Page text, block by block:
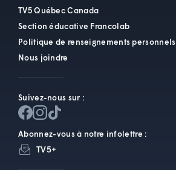
TV5 Québec Canada
Section éducative Francolab
Politique de renseignements personnels
Nous joindre
Suivez-nous sur :
Abonnez-vous à notre infolettre :
TV5+